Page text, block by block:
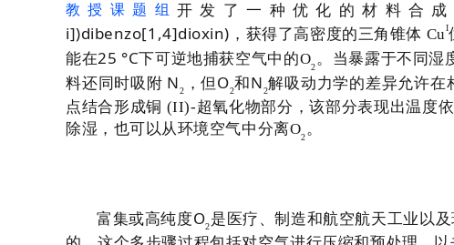
教授课题组 开发了一种优化的材料合成
i])dibenzo[1,4]dioxin) ，获得了高密度的三角锥体 CuI
能在25 °C下可逆地捕获空气中的O2。当暴露于不同湿
料还同时吸附 N2 ，但 O2和N2解吸动力学的差异允许在
点结合形成铜 (II)-超氧化物部分，该部分表现出温度
除湿，也可以从环境空气中分离O2。
富集或高纯度O2是医疗、制造和航空航天工业以